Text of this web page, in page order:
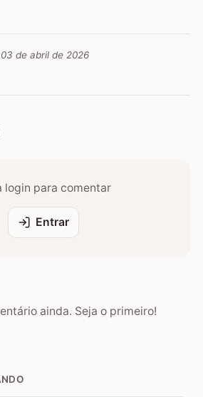
03 de abril de 2026
login para comentar
Entrar
ainda. Seja o primeiro!